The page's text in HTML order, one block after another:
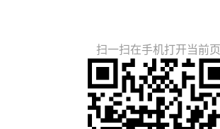
扫一扫在手机打开当前页